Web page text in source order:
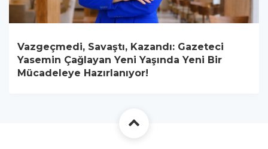
Vazgeçmedi, Savaştı, Kazandı: Gazeteci
Yasemin Çağlayan Yeni Yaşında Yeni Bir
Mücadeleye Hazırlanıyor!